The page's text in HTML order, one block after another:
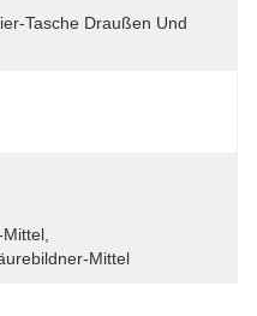
Tasche Draußen Und
Mittel